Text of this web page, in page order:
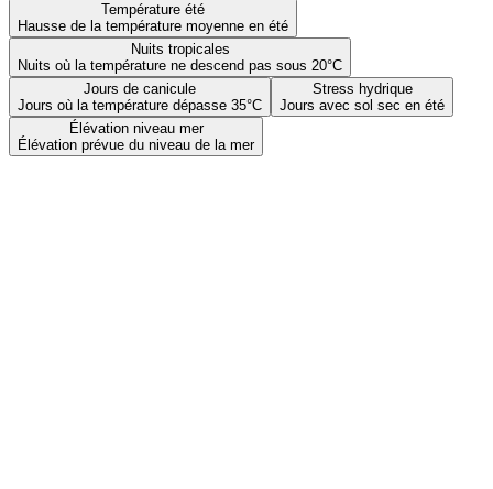
Température été
Hausse de la température moyenne en été
Nuits tropicales
Nuits où la température ne descend pas sous 20°C
Jours de canicule
Jours où la température dépasse 35°C
Stress hydrique
Jours avec sol sec en été
Élévation niveau mer
Élévation prévue du niveau de la mer